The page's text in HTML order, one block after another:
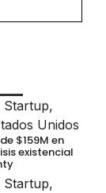
Startup,
Unidos
$159M en
existencial
Startup,